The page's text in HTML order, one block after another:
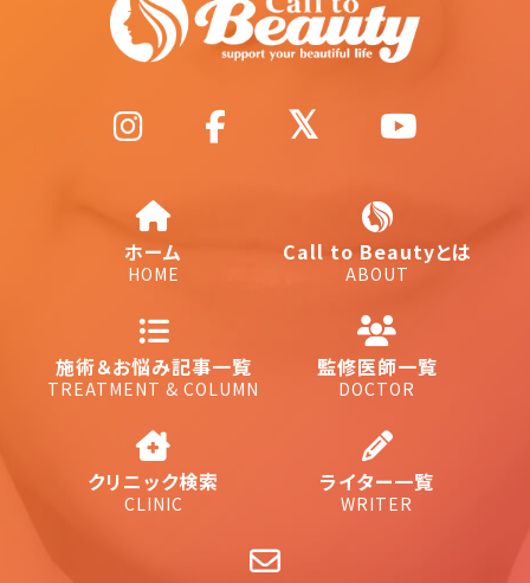
ホーム
HOME
Call to Beautyとは
ABOUT
施術＆お悩み記事一覧
TREATMENT & COLUMN
監修医師一覧
DOCTOR
クリニック検索
CLINIC
ライター一覧
WRITER